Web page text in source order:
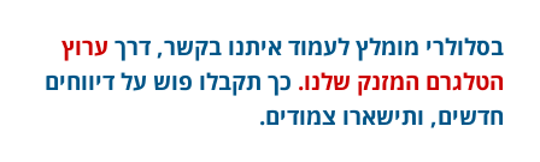
בסלולרי מומלץ לעמוד איתנו בקשר, דרך ערוץ
הטלגרם המזנק שלנו. כך תקבלו פוש על דיווחים
חדשים, ותישארו צמודים.